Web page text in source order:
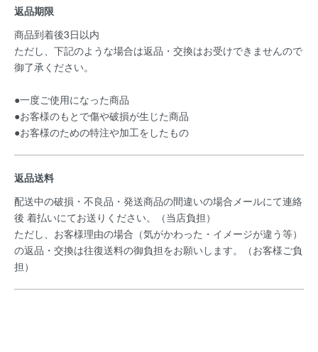
返品期限
商品到着後3日以内
ただし、下記のような場合は返品・交換はお受けできませんので
御了承ください。
●一度ご使用になった商品
●お客様のもとで傷や破損が生じた商品
●お客様のための特注や加工をしたもの
返品送料
配送中の破損・不良品・発送商品の間違いの場合メールにて連絡
後 着払いにてお送りください。（当店負担）
ただし、お客様理由の場合（気がかわった・イメージが違う等）
の返品・交換は往復送料の御負担をお願いします。（お客様ご負
担）